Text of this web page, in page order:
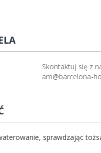
Skontaktuj się z
am@barcelona-
sprawdzając